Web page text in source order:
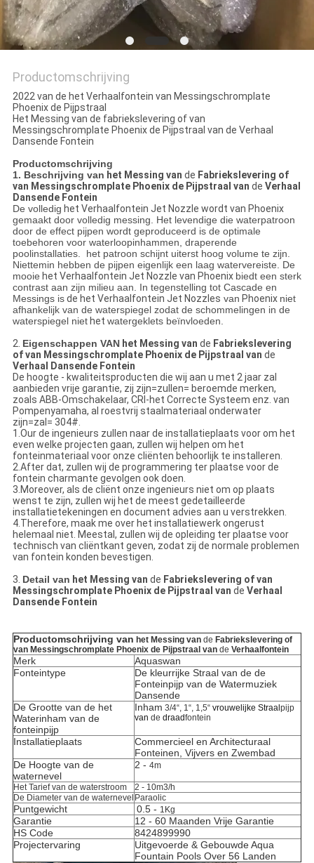
Productomschrijving
2022 van de het Verhaalfontein van Messingschromplate
Phoenix de Pijpstraal
Het Messing van de fabriekslevering of van
Messingschromplate Phoenix de Pijpstraal van de Verhaal
Dansende Fontein
Productomschrijving
1. Beschrijving van het Messing van de Fabriekslevering of
van Messingschromplate Phoenix de Pijpstraal van de Verhaal
Dansende Fontein
De volledig het Verhaalfontein Jet Nozzle wordt van Phoenix
gemaakt door volledig messing. Het levendige die waterpatroon
door de effect pijpen wordt geproduceerd is de optimale
toebehoren voor waterloopinhammen, draperende
poolinstallaties. het patroon schijnt uiterst hoog volume te zijn.
Niettemin hebben de pijpen eigenlijk een laag watervereiste. De
mooie het Verhaalfontein Jet Nozzle van Phoenix biedt een sterk
contrast aan zijn milieu aan. In tegenstelling tot Cascade en
Messings isde het Verhaalfontein Jet Nozzles van Phoenix niet
afhankelijk van de waterspiegel zodat de schommelingen in de
waterspiegel niethet watergeklets beïnvloeden.
2. Eigenschappen VANhet Messing van de Fabriekslevering
of van Messingschromplate Phoenix de Pijpstraal van de
Verhaal Dansende Fontein
De hoogte - kwaliteitsproducten die wij aan u met 2 jaar zal
aanbieden vrije garantie, zij zijn=zullen= beroemde merken,
zoals ABB-Omschakelaar, CRI-het Correcte Systeem enz. van
Pompenyamaha, al roestvrij staalmateriaal onderwater
zijn=zal= 304#.
1.Our de ingenieurs zullen naar de installatieplaats voor om het
even welke projecten gaan, zullen wij helpen om het
fonteinmateriaal voor onze cliënten behoorlijk te installeren.
2.After dat, zullen wij de programmering ter plaatse voor de
fontein charmante gevolgen ook doen.
3.Moreover, als de cliënt onze ingenieurs niet om op plaats
wenst te zijn, zullen wij het de meest gedetailleerde
installatietekeningen en document advies aan u verstrekken.
4.Therefore, maak me over het installatiewerk ongerust
helemaal niet. Meestal, zullen wij de opleiding ter plaatse voor
technisch van cliëntkant geven, zodat zij de normale problemen
van fontein konden bevestigen.
3. Detail van het Messing van de Fabriekslevering of van
Messingschromplate Phoenix de Pijpstraal van de Verhaal
Dansende Fontein
Productomschrijving van het Messing vande Fabriekslevering of
van Messingschromplate Phoenix de Pijpstraal vande Verhaalfontein
Merk
Aquaswan
Fonteintype
De kleurrijke Straal van de de
Fonteinpijp van de Watermuziek
Dansende
De Grootte van de het
Waterinham van de
fonteinpijp
Inham 3/4“, 1“, 1,5“ vrouwelijke Straal pijp
van de draadfontein
Installatieplaats
Commercieel en Architecturaal
Fonteinen, Vijvers en Zwembad
De Hoogte van de
waternevel
2 - 4m
Het Tarief van de waterstroom
2 - 10m3/h
De Diameter van de waternevel Paraolic
Puntgewicht 0.5 - 1Kg
Garantie
12 - 60 Maanden Vrije Garantie
HS Code
8424899990
Projectervaring
Uitgevoerde & Gebouwde Aqua
Fountain Pools Over 56 Landen